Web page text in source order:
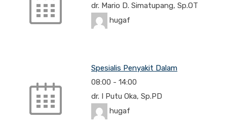
dr. Mario D. Simatupang, Sp.OT
hugaf
Spesialis Penyakit Dalam
08:00 - 14:00
dr. I Putu Oka, Sp.PD
hugaf